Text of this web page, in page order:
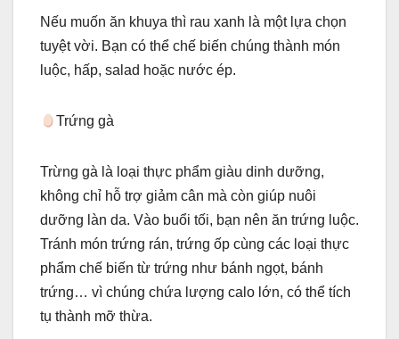
Nếu muốn ăn khuya thì rau xanh là một lựa chọn
tuyệt vời. Bạn có thể chế biến chúng thành món
luộc, hấp, salad hoặc nước ép.
Trứng gà
Trừng gà là loại thực phẩm giàu dinh dưỡng,
không chỉ hỗ trợ giảm cân mà còn giúp nuôi
dưỡng làn da. Vào buổi tối, bạn nên ăn trứng luộc.
Tránh món trứng rán, trứng ốp cùng các loại thực
phẩm chế biến từ trứng như bánh ngọt, bánh
trứng… vì chúng chứa lượng calo lớn, có thể tích
tụ thành mỡ thừa.